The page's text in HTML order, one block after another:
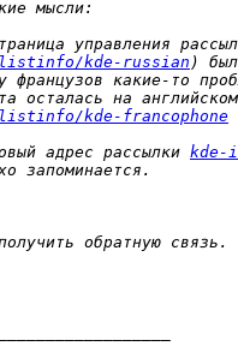
kde-russian
kde-francophone
адрес рассылки kde-